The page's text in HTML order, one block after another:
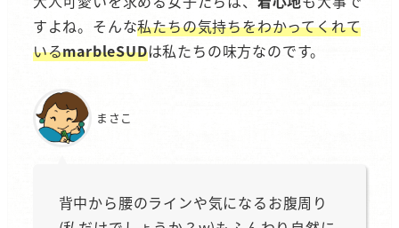
すよね。そんな私たちの気持ちをわかってくれて
いるmarbleSUDは私たちの味方なのです。
まさこ
背中から腰のラインや気になるお腹周り